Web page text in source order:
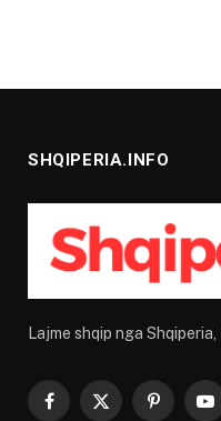
SHQIPERIA.INFO
Lajme shqip nga
Facebook
X
Pinterest